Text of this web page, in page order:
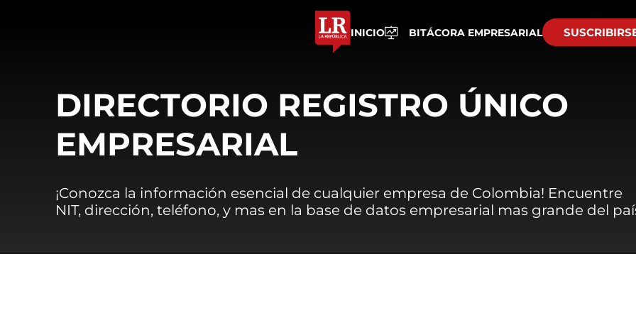
INICIO BITÁCORA EMPRESARIAL
DIRECTORIO REGISTRO ÚNICO
EMPRESARIAL
¡Conozca la información esencial de cualquier empresa de Colombia! Encuentre
NIT, dirección, teléfono, y mas en la base de datos empresarial mas grande del